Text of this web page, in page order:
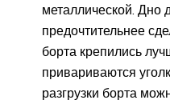
металлической. Дно
предочтительнее
борта крепились
привариваются
разгрузки борта